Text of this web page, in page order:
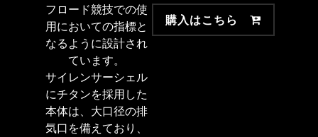
フロード競技での使
用においての指標と
なるように設計され
ています。
サイレンサーシェル
にチタンを採用した
本体は、大口径の排
気口を備えており、
購入はこちら